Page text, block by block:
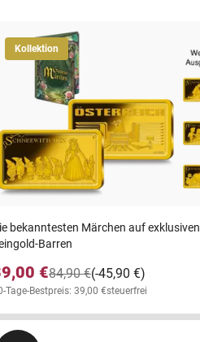
Kollektion
bekanntesten Märchen auf exklusiven
Barren
€ (-45,90 €)
84,90 €
Tage-Bestpreis: 39,00 €steuerfrei